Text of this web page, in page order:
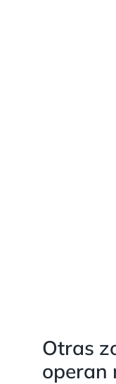
Otras
operan